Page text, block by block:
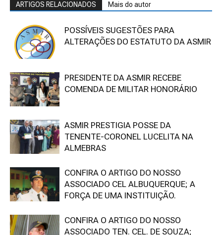
ARTIGOS RELACIONADOS Mais do autor
POSSÍVEIS SUGESTÕES PARA
ALTERAÇÕES DO ESTATUTO DA ASMIR
PRESIDENTE DA ASMIR RECEBE
COMENDA DE MILITAR HONORÁRIO
ASMIR PRESTIGIA POSSE DA
TENENTE-CORONEL LUCELITA NA
ALMEBRAS
CONFIRA O ARTIGO DO NOSSO
ASSOCIADO CEL ALBUQUERQUE; A
FORÇA DE UMA INSTITUIÇÃO.
CONFIRA O ARTIGO DO NOSSO
ASSOCIADO TEN. CEL. DE SOUZA;